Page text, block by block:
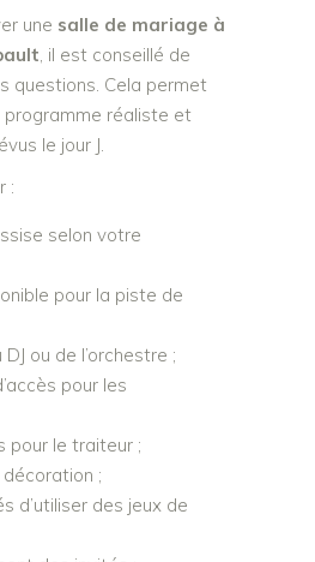
une salle de mariage à
, il est conseillé de
questions. Cela permet
programme réaliste et
le jour J.
:
selon votre
pour la piste de
ou de l’orchestre ;
pour les
pour le traiteur ;
;
d’utiliser des jeux de